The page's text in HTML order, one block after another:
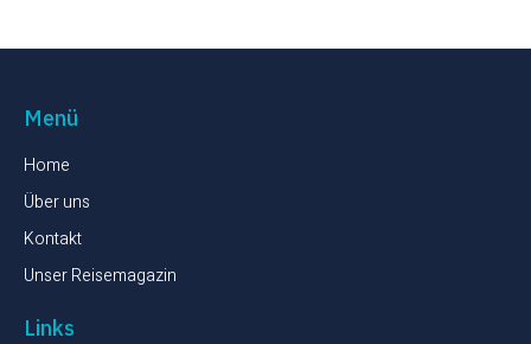
Menü
Home
Über uns
Kontakt
Unser Reisemagazin
Links